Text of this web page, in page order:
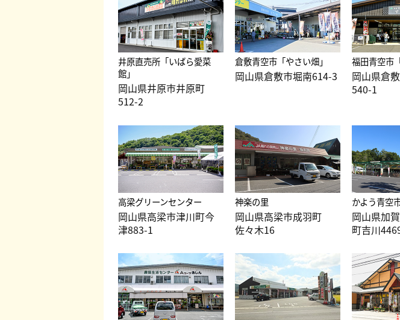
井原直売所「いばら愛菜
館」
岡山県井原市井原町
512-2
倉敷青空市「やさい畑」
岡山県倉敷市堀南614-3
福田青空市
岡山県倉
540-1
高梁グリーンセンター
岡山県高梁市津川町今
津883-1
神楽の里
岡山県高梁市成羽町
佐々木16
かよう青空
岡山県加
町吉川